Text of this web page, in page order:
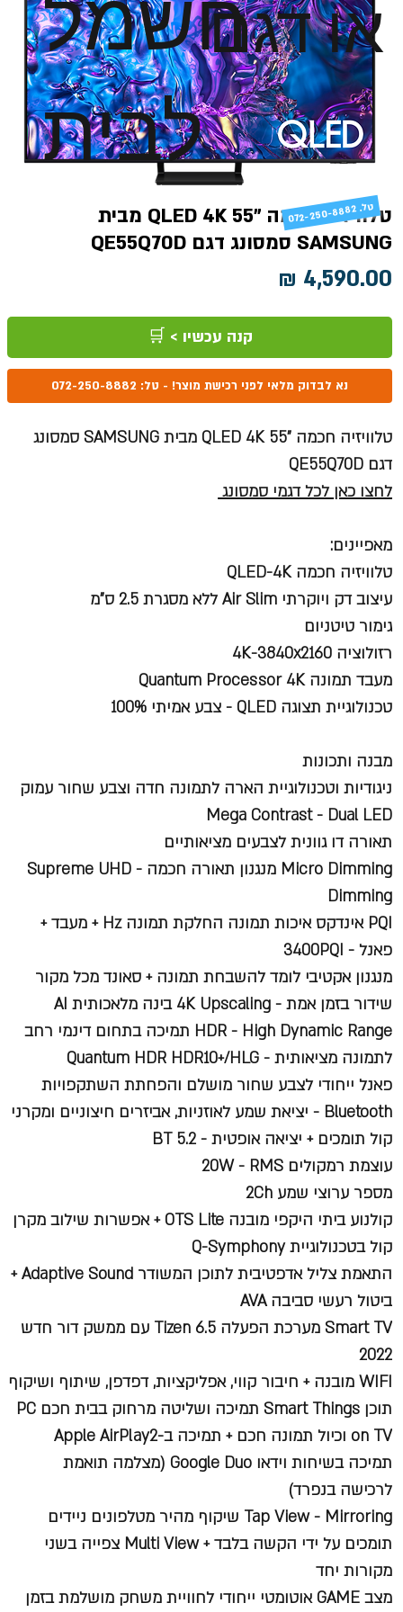
או דגם
לבית
טלוויזיה חכמה "55 QLED 4K מבית
SAMSUNG סמסונג דגם QE55Q70D
קנה עכשיו > 🛒
נא לבדוק מלאי לפני רכישת מוצר! - טל: 072-250-8882
טלוויזיה חכמה "55 QLED 4K מבית SAMSUNG סמסונג
דגם QE55Q70D
לחצו כאן לכל דגמי סמסונג
מאפיינים:
טלוויזיה חכמה QLED-4K
עיצוב דק ויוקרתי Air Slim ללא מסגרת 2.5 ס"מ
גימור טיטניום
רזולוציה 4K-3840x2160
מעבד תמונה Quantum Processor 4K
טכנולוגיית תצוגה QLED - צבע אמיתי 100%
מבנה ותכונות
ניגודיות וטכנולוגיית הארה לתמונה חדה וצבע שחור עמוק
Mega Contrast - Dual LED
תאורה דו גוונית לצבעים מציאותיים
Micro Dimming מנגנון תאורה חכמה - Supreme UHD
Dimming
PQI אינדקס איכות תמונה החלקת תמונה Hz + מעבד +
פאנל - 3400PQI
מנגנון אקטיבי לומד להשבחת תמונה + סאונד מכל מקור
שידור בזמן אמת - 4K Upscaling בינה מלאכותית AI
HDR - High Dynamic Range תמיכה בתחום דינמי רחב
לתמונה מציאותית - Quantum HDR HDR10+/HLG
פאנל ייחודי לצבע שחור מושלם והפחתת השתקפויות
Bluetooth - יציאת שמע לאוזניות, אביזרים חיצוניים ומקרני
קול תומכים + יציאה אופטית - BT 5.2
עוצמת רמקולים 20W - RMS
מספר ערוצי שמע 2Ch
קולנוע ביתי היקפי מובנה OTS Lite + אפשרות שילוב מקרן
קול בטכנולוגיית Q-Symphony
התאמת צליל אדפטיבית לתוכן המשודר Adaptive Sound +
ביטול רעשי סביבה AVA
Smart TV מערכת הפעלה 6.5 Tizen עם ממשק דור חדש
2022
WIFI מובנה + חיבור קווי, אפליקציות, דפדפן, שיתוף ושיקוף
תוכן Smart Things תמיכה ושליטה מרחוק בבית חכם PC
on TV וכיול תמונה חכם + תמיכה ב-Apple AirPlay2
תמיכה בשיחות וידאו Google Duo (מצלמה תואמת
לרכישה בנפרד)
Tap View - Mirroring שיקוף מהיר מטלפונים ניידים
תומכים על ידי הקשה בלבד + Multi View צפייה בשני
מקורות יחד
מצב GAME אוטומטי ייחודי לחוויית משחק מושלמת בזמן
072-250-8882 .טל